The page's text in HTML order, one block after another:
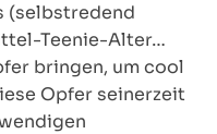
(selbstredend
Teenie-Alter…
bringen, um cool
Opfer seinerzeit